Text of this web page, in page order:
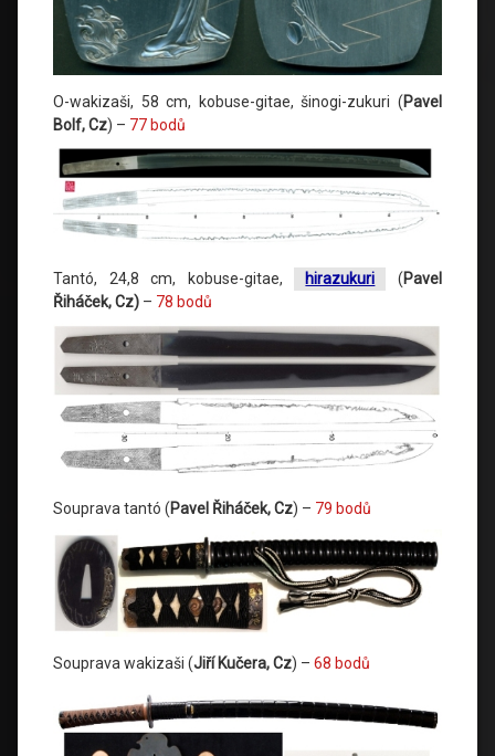
O-wakizaši, 58 cm, kobuse-gitae, šinogi-zukuri (Pavel
Bolf, Cz) – 77 bodů
Tantó, 24,8 cm, kobuse-gitae, hirazukuri (Pavel
Řiháček, Cz) – 78 bodů
Souprava tantó (Pavel Řiháček, Cz) – 79 bodů
Souprava wakizaši (Jiří Kučera, Cz) – 68 bodů